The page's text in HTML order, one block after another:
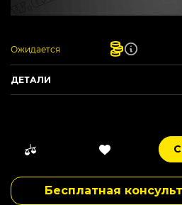
Ожидается
ДЕТАЛИ
Вес -
Сырье -
Нарезка -
Бесплатная